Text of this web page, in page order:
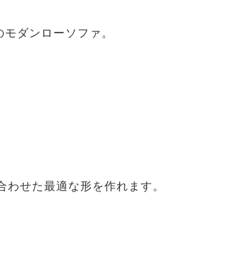
ダンローソファ。
せた最適な形を作れます。